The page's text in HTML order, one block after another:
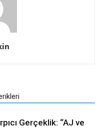
Gerçeklik: “AJ ve